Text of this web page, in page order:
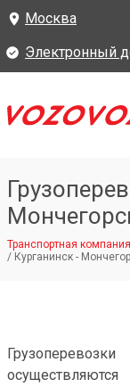
Москва
Электронный
Транспортная компания
/ Курганинск -